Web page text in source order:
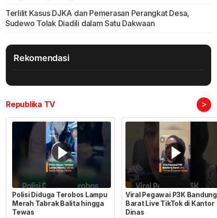
Terlilit Kasus DJKA dan Pemerasan Perangkat Desa,
Sudewo Tolak Diadili dalam Satu Dakwaan
Rekomendasi
Republika TV >
Polisi Diduga Terobos Lampu
Merah Tabrak Balita hingga
Tewas
Viral Pegawai P3K Bandung
Barat Live TikTok di Kantor
Dinas